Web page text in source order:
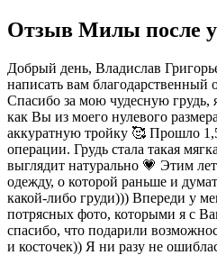
Отзыв Милы после
Добрый день, Владислав
написать вам благодарственный
Спасибо за мою чудесную грудь,
как Вы из моего нулевого
аккуратную тройку 🥰 Прошло
операции. Грудь стала такая
выглядит натурально 💗 Этим
одежду, о которой раньше и
какой-либо груди))) Впереди у
потрясных фото, которыми я с
спасибо, что подарили
и косточек)) Я ни разу не